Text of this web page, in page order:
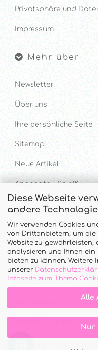
Diese Webseite
andere
Wir verwenden Cookies
von Drittanbietern, um die
Website zu gewährleisten,
analysieren und Ihnen ein
bieten zu können. Weitere
unserer
Infoseite zum Thema
Alle
Nur
Privatsphäre und
Impressum
Mehr über
Newsletter
Über uns
Ihre persönliche Seite
Sitemap
Neue Artikel
Angebote - Sale%
Hilfe &
UNTERSTÜTZUNG
Tel. & WhatsApp:
Mo - Do.: 10:00 - 16:00
Callback Service